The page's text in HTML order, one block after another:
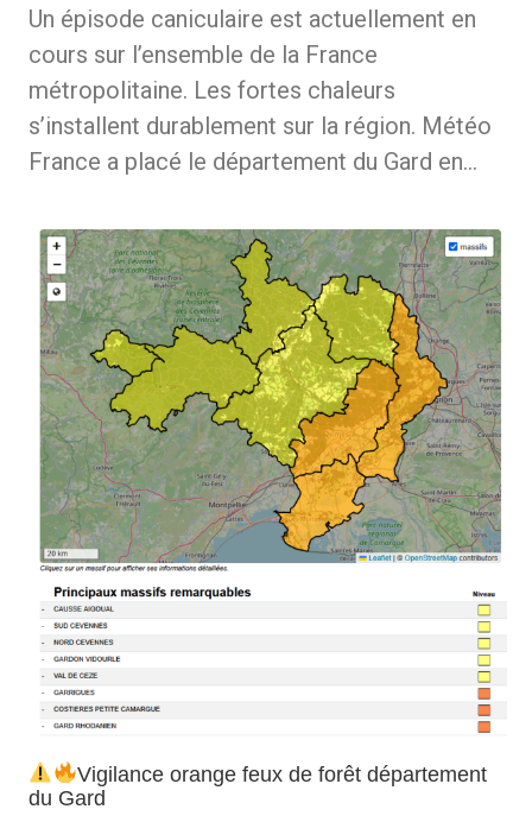
Un épisode caniculaire est actuellement en
cours sur l’ensemble de la France
métropolitaine. Les fortes chaleurs
s’installent durablement sur la région. Météo
France a placé le département du Gard en…
Vigilance orange feux de forêt département
du Gard